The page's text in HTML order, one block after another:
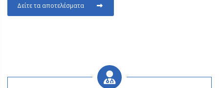
Δείτε τα αποτελέσματα